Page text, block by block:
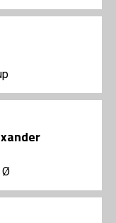
Om
Om
Ø